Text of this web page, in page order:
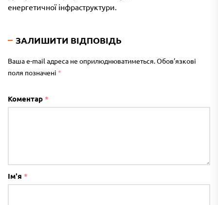
енергетичної інфраструктури.
ЗАЛИШИТИ ВІДПОВІДЬ
Ваша e-mail адреса не оприлюднюватиметься.Обов’язкові
поля позначені *
Коментар *
Ім'я *